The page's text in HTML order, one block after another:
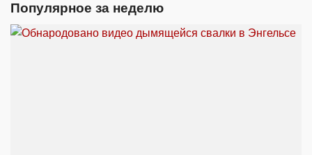
Популярное за неделю